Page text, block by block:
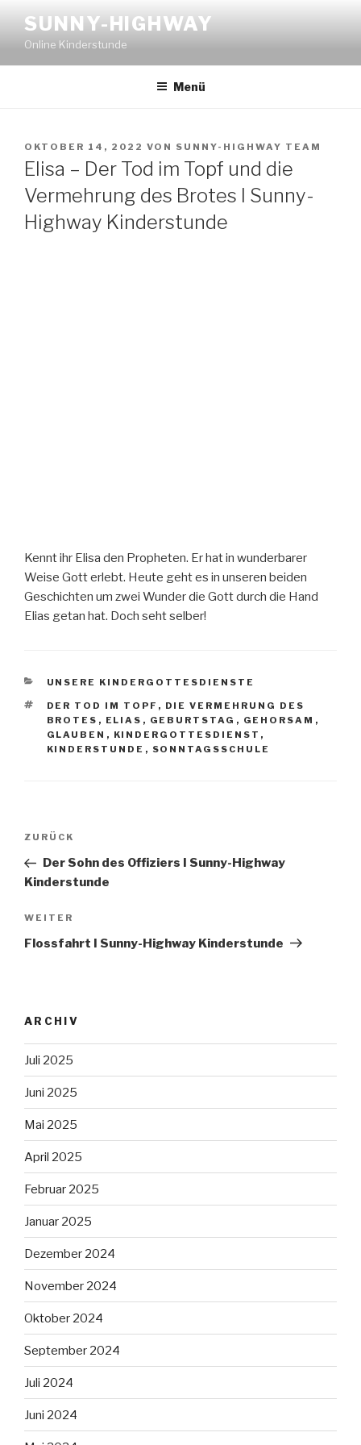
Inhalt
springen
SUNNY-HIGHWAY
Online Kinderstunde
Menü
VERÖFFENTLICHT
AM
OKTOBER 14, 2022 VON SUNNY-HIGHWAY TEAM
Elisa – Der Tod im Topf und die
Vermehrung des Brotes I Sunny-
Highway Kinderstunde
Kennt ihr Elisa den Propheten. Er hat in wunderbarer
Weise Gott erlebt. Heute geht es in unseren beiden
Geschichten um zwei Wunder die Gott durch die Hand
Elias getan hat. Doch seht selber!
KATEGORIEN
UNSERE KINDERGOTTESDIENSTE
SCHLAGWÖRTER
DER TOD IM TOPF , DIE VERMEHRUNG DES
BROTES , ELIAS , GEBURTSTAG , GEHORSAM ,
GLAUBEN , KINDERGOTTESDIENST ,
KINDERSTUNDE , SONNTAGSSCHULE
Beitragsnavigation
Vorheriger
Beitrag
ZURÜCK
Der Sohn des Offiziers I Sunny-Highway
Kinderstunde
Nächster
Beitrag
WEITER
Flossfahrt I Sunny-Highway Kinderstunde
ARCHIV
Juli 2025
Juni 2025
Mai 2025
April 2025
Februar 2025
Januar 2025
Dezember 2024
November 2024
Oktober 2024
September 2024
Juli 2024
Juni 2024